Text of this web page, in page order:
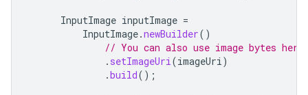
InputImage inputImage =
InputImage.newBuilder()
// You can also use image bytes
. setImageUri(imageUri)
.build();